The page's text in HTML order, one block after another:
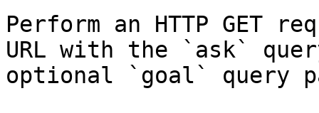
Perform an HTTP GET
URL with the `ask`
optional `goal` query